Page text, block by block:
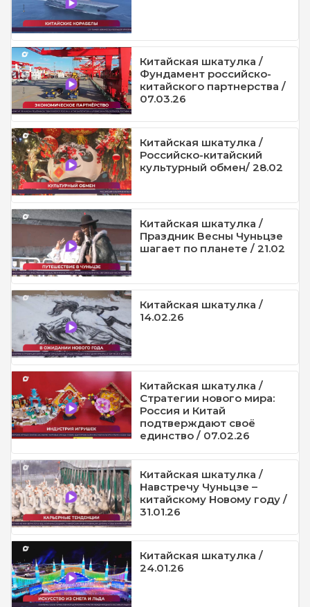
Китайская шкатулка /
Фундамент российско-
китайского партнерства /
07.03.26
Китайская шкатулка /
Российско-китайский
культурный обмен/ 28.02
Китайская шкатулка /
Праздник Весны Чуньцзе
шагает по планете / 21.02
Китайская шкатулка /
14.02.26
Китайская шкатулка /
Стратегии нового мира:
Россия и Китай
подтверждают своё
единство / 07.02.26
Китайская шкатулка /
Навстречу Чуньцзе –
китайскому Новому году /
31.01.26
Китайская шкатулка /
24.01.26